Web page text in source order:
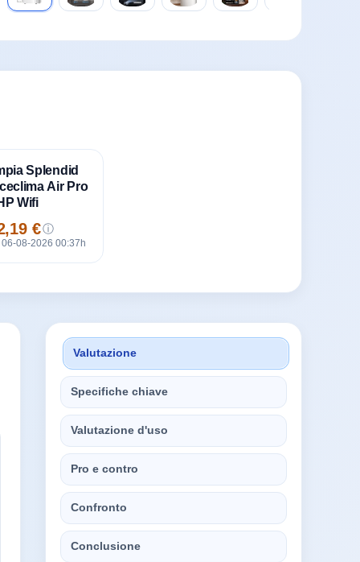
Splendid
Air Pro
Wifi
€ ⓘ
06-08-2026 00:37h
Valutazione
Specifiche chiave
Valutazione d'uso
Pro e contro
Confronto
Conclusione